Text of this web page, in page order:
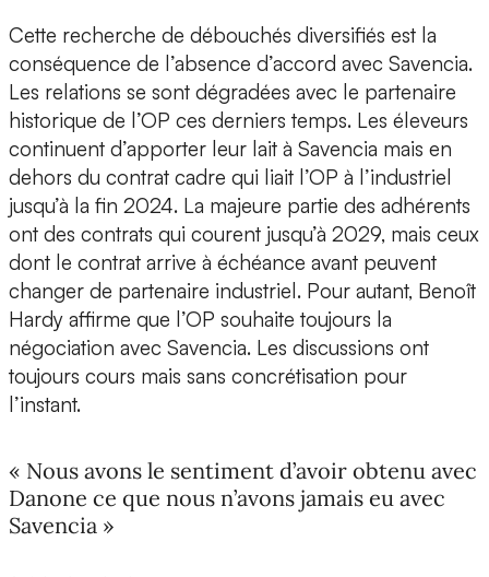
Cette recherche de débouchés diversifiés est la
conséquence de l’absence d’accord avec Savencia.
Les relations se sont dégradées avec le partenaire
historique de l’OP ces derniers temps. Les éleveurs
continuent d’apporter leur lait à Savencia mais en
dehors du contrat cadre qui liait l’OP à l’industriel
jusqu’à la fin 2024. La majeure partie des adhérents
ont des contrats qui courent jusqu’à 2029, mais ceux
dont le contrat arrive à échéance avant peuvent
changer de partenaire industriel. Pour autant, Benoît
Hardy affirme que l’OP souhaite toujours la
négociation avec Savencia. Les discussions ont
toujours cours mais sans concrétisation pour
l’instant.
« Nous avons le sentiment d’avoir obtenu avec
Danone ce que nous n’avons jamais eu avec
Savencia »